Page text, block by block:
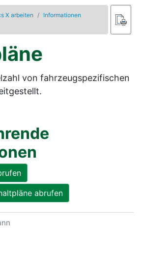
X arbeiten
Informationen
von fahrzeugspezifischen
abrufen